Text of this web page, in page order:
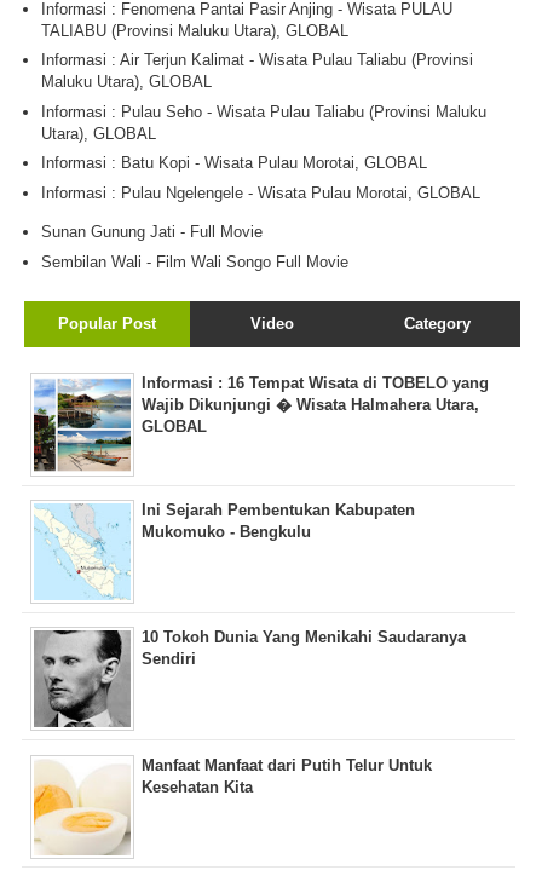
Informasi : Fenomena Pantai Pasir Anjing - Wisata PULAU
TALIABU (Provinsi Maluku Utara), GLOBAL
Informasi : Air Terjun Kalimat - Wisata Pulau Taliabu (Provinsi
Maluku Utara), GLOBAL
Informasi : Pulau Seho - Wisata Pulau Taliabu (Provinsi Maluku
Utara), GLOBAL
Informasi : Batu Kopi - Wisata Pulau Morotai, GLOBAL
Informasi : Pulau Ngelengele - Wisata Pulau Morotai, GLOBAL
Sunan Gunung Jati - Full Movie
Sembilan Wali - Film Wali Songo Full Movie
Popular Post Video Category
Informasi : 16 Tempat Wisata di TOBELO yang
Wajib Dikunjungi � Wisata Halmahera Utara,
GLOBAL
Ini Sejarah Pembentukan Kabupaten
Mukomuko - Bengkulu
10 Tokoh Dunia Yang Menikahi Saudaranya
Sendiri
Manfaat Manfaat dari Putih Telur Untuk
Kesehatan Kita